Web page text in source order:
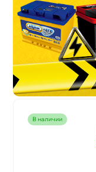
наличии